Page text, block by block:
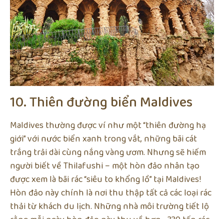
10. Thiên đường biển Maldives
Maldives thường được ví như một “thiên đường hạ
giới” với nước biển xanh trong vắt, những bãi cát
trắng trải dài cùng nắng vàng ươm. Nhưng sẽ hiếm
người biết về Thilafushi – một hòn đảo nhân tạo
được xem là bãi rác “siêu to khổng lồ” tại Maldives!
Hòn đảo này chính là nơi thu thập tất cả các loại rác
thải từ khách du lịch. Những nhà môi trường tiết lộ